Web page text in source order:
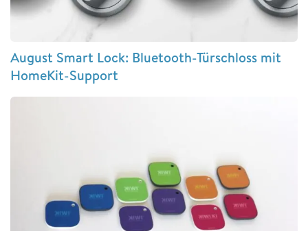
August Smart Lock: Bluetooth-Türschloss mit
HomeKit-Support